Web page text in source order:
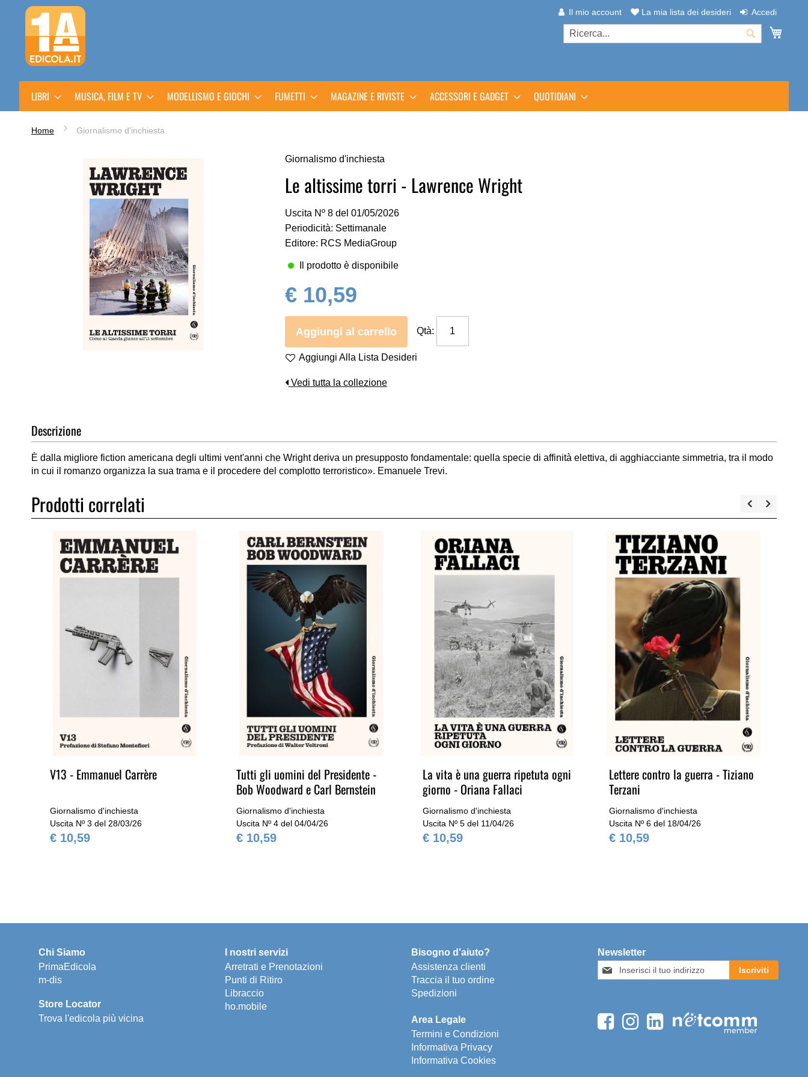
Salta
al
contenuto
Il mio account La mia lista dei desideri Accedi
Cerca
LIBRI MUSICA, FILM E TV MODELLISMO E GIOCHI FUMETTI MAGAZINE E RIVISTE ACCESSORI E GADGET QUOTIDIANI
Home Giornalismo d'inchiesta
di
immagini
Giornalismo d'inchiesta
Le altissime torri - Lawrence Wright
Uscita Nº 8 del 01/05/2026
Periodicità: Settimanale
Editore: RCS MediaGroup
Il prodotto è disponibile
€ 10,59
Aggiungi al carrello Qtà:
Aggiungi Alla Lista Desideri
Vedi tutta la collezione
Descrizione
È dalla migliore fiction americana degli ultimi vent'anni che Wright deriva un presupposto fondamentale: quella specie di affinità elettiva, di agghiacciante simmetria, tra il modo
in cui il romanzo organizza la sua trama e il procedere del complotto terroristico». Emanuele Trevi.
Prodotti correlati
V13 - Emmanuel Carrère
Giornalismo d'inchiesta
Uscita Nº 3 del 28/03/26
€ 10,59
Tutti gli uomini del Presidente -
Bob Woodward e Carl Bernstein
Giornalismo d'inchiesta
Uscita Nº 4 del 04/04/26
€ 10,59
La vita è una guerra ripetuta ogni
giorno - Oriana Fallaci
Giornalismo d'inchiesta
Uscita Nº 5 del 11/04/26
€ 10,59
Lettere contro la guerra - Tiziano
Terzani
Giornalismo d'inchiesta
Uscita Nº 6 del 18/04/26
€ 10,59
Chi Siamo
PrimaEdicola
m-dis
Store Locator
Trova l'edicola più vicina
I nostri servizi
Arretrati e Prenotazioni
Punti di Ritiro
Libraccio
ho.mobile
Bisogno d'aiuto?
Assistenza clienti
Traccia il tuo ordine
Spedizioni
Area Legale
Termini e Condizioni
Informativa Privacy
Informativa Cookies
Newsletter
Iscriviti
alla
Iscriviti